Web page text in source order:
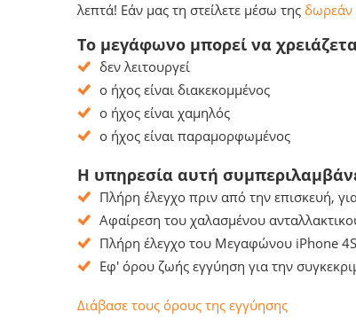
λεπτά! Εάν μας τη στείλετε μέσω της δωρεάν
Το μεγάφωνο μπορεί να
δεν λειτουργεί
ο ήχος είναι διακεκομμένος
ο ήχος είναι χαμηλός
ο ήχος είναι παραμορφωμένος
Η υπηρεσία αυτή
Πλήρη έλεγχο πριν από την επισκευή,
Αφαίρεση του χαλασμένου
Πλήρη έλεγχο του Μεγαφώνου iPhone
Εφ' όρου ζωής εγγύηση για την
Διάβασε τους όρους της εγγύησης